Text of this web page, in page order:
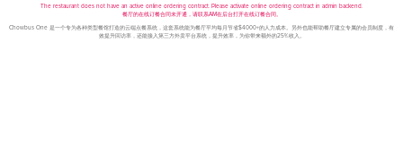
The restaurant does not have an active online ordering contract. Please activate online ordering contract in admin backend.
餐厅的在线订餐合同未开通，请联系AM在后台打开在线订餐合同。
Chowbus One 是一个专为各种类型餐馆打造的云端点餐系统，这套系统能为餐厅平均每月节省$4000+的人力成本。另外也能帮助餐厅建立专属的会员制度，有
效提升回访率，还能接入第三方外卖平台系统，提升效率，为你带来额外的25%收入。